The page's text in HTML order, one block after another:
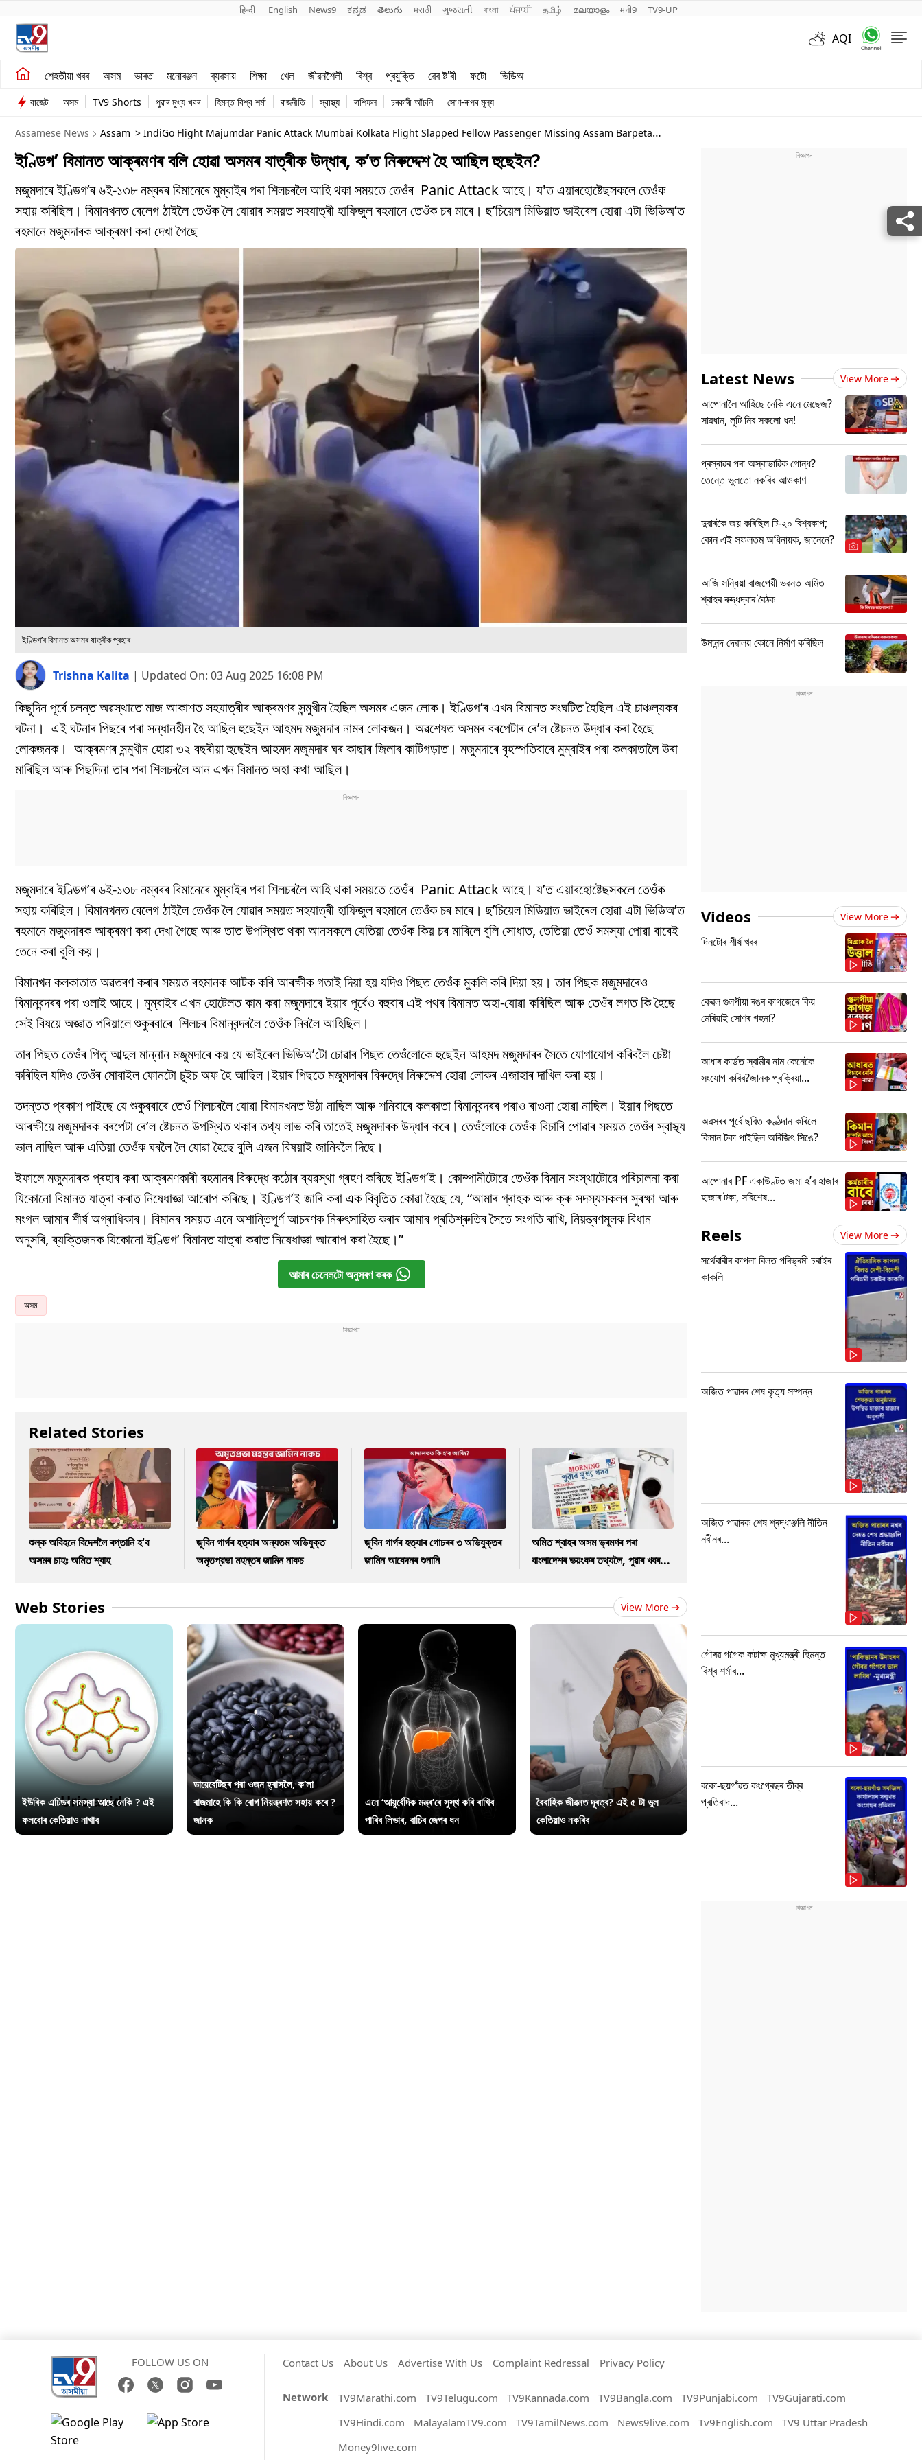
हिन्दी English News9 ಕನ್ನಡ తెలుగు मराठी ગુજરાતી বাংলা ਪੰਜਾਬੀ தமிழ் മലയാളം मनी9 TV9-UP
AQI
শেহতীয়া খবৰ অসম ভাৰত মনোৰঞ্জন ব্যৱসায় শিক্ষা খেল জীৱনশৈলী বিশ্ব প্ৰযুক্তি ৱেব ষ্ট'ৰী ফটো ভিডিঅ
শেহতীয়া খবৰ
অসম
ভাৰত
ব্যৱসায়
খেল
জীৱনশৈলী
বাজেট অসম TV9 Shorts পুৱাৰ মুখ্য খবৰ হিমন্ত বিশ্ব শৰ্মা ৰাজনীতি স্বাস্থ্য ৰাশিফল চৰকাৰী আঁচনি সোণ-ৰূপৰ মূল্য
Assamese News Assam > IndiGo Flight Majumdar Panic Attack Mumbai Kolkata Flight Slapped Fellow Passenger Missing Assam Barpeta
Railway Station
ইণ্ডিগ’ বিমানত আক্ৰমণৰ বলি হোৱা অসমৰ যাত্ৰীক উদ্ধাৰ, ক’ত নিৰুদ্দেশ হৈ আছিল হুছেইন?
মজুমদাৰে ইণ্ডিগ’ৰ ৬ই-১৩৮ নম্বৰৰ বিমানেৰে মুম্বাইৰ পৰা শিলচৰলৈ আহি থকা সময়তে তেওঁৰ Panic Attack আহে। য'ত এয়াৰহোষ্টেছসকলে তেওঁক
সহায় কৰিছিল। বিমানখনত বেলেগ ঠাইলৈ তেওঁক লৈ যোৱাৰ সময়ত সহযাত্ৰী হাফিজুল ৰহমানে তেওঁক চৰ মাৰে। ছ’চিয়েল মিডিয়াত ভাইৰেল হোৱা এটা ভিডিঅ’ত
ৰহমানে মজুমদাৰক আক্ৰমণ কৰা দেখা গৈছে
ইণ্ডিগ’ৰ বিমানত অসমৰ যাত্ৰীক প্ৰহাৰ
Trishna Kalita | Updated On: 03 Aug 2025 16:08 PM
কিছুদিন পূৰ্বে চলন্ত অৱস্থাতে মাজ আকাশত সহযাত্ৰীৰ আক্ৰমণৰ সন্মুখীন হৈছিল অসমৰ এজন লোক। ইণ্ডিগ’ৰ এখন বিমানত সংঘটিত হৈছিল এই চাঞ্চল্যকৰ
ঘটনা। এই ঘটনাৰ পিছৰে পৰা সন্ধানহীন হৈ আছিল হুছেইন আহমদ মজুমদাৰ নামৰ লোকজন। অৱশেষত অসমৰ বৰপেটাৰ ৰে’ল ষ্টেচনত উদ্ধাৰ কৰা হৈছে
লোকজনক। আক্ৰমণৰ সন্মুখীন হোৱা ৩২ বছৰীয়া হুছেইন আহমদ মজুমদাৰ ঘৰ কাছাৰ জিলাৰ কাটিগড়াত। মজুমদাৰে বৃহস্পতিবাৰে মুম্বাইৰ পৰা কলকাতালৈ উৰা
মাৰিছিল আৰু পিছদিনা তাৰ পৰা শিলচৰলৈ আন এখন বিমানত অহা কথা আছিল।
মজুমদাৰে ইণ্ডিগ’ৰ ৬ই-১৩৮ নম্বৰৰ বিমানেৰে মুম্বাইৰ পৰা শিলচৰলৈ আহি থকা সময়তে তেওঁৰ Panic Attack আহে। য’ত এয়াৰহোষ্টেছসকলে তেওঁক
সহায় কৰিছিল। বিমানখনত বেলেগ ঠাইলৈ তেওঁক লৈ যোৱাৰ সময়ত সহযাত্ৰী হাফিজুল ৰহমানে তেওঁক চৰ মাৰে। ছ’চিয়েল মিডিয়াত ভাইৰেল হোৱা এটা ভিডিঅ’ত
ৰহমানে মজুমদাৰক আক্ৰমণ কৰা দেখা গৈছে আৰু তাত উপস্থিত থকা আনসকলে যেতিয়া তেওঁক কিয় চৰ মাৰিলে বুলি সোধাত, তেতিয়া তেওঁ সমস্যা পোৱা বাবেই
তেনে কৰা বুলি কয়।
বিমানখন কলকাতাত অৱতৰণ কৰাৰ সময়ত ৰহমানক আটক কৰি আৰক্ষীক গতাই দিয়া হয় যদিও পিছত তেওঁক মুকলি কৰি দিয়া হয়। তাৰ পিছক মজুমদাৰেও
বিমানবন্দৰৰ পৰা ওলাই আহে। মুম্বাইৰ এখন হোটেলত কাম কৰা মজুমদাৰে ইয়াৰ পূৰ্বেও বহুবাৰ এই পথৰ বিমানত অহা-যোৱা কৰিছিল আৰু তেওঁৰ লগত কি হৈছে
সেই বিষয়ে অজ্ঞাত পৰিয়ালে শুকুৰবাৰে শিলচৰ বিমানবন্দৰলৈ তেওঁক নিবলৈ আহিছিল।
তাৰ পিছত তেওঁৰ পিতৃ আব্দুল মান্নান মজুমদাৰে কয় যে ভাইৰেল ভিডিঅ’টো চোৱাৰ পিছত তেওঁলোকে হুছেইন আহমদ মজুমদাৰৰ সৈতে যোগাযোগ কৰিবলৈ চেষ্টা
কৰিছিল যদিও তেওঁৰ মোবাইল ফোনটো চুইচ অফ হৈ আছিল।ইয়াৰ পিছতে মজুমদাৰৰ বিৰুদ্ধে নিৰুদ্দেশ হোৱা লোকৰ এজাহাৰ দাখিল কৰা হয়।
তদন্তত প্ৰকাশ পাইছে যে শুকুৰবাৰে তেওঁ শিলচৰলৈ যোৱা বিমানখনত উঠা নাছিল আৰু শনিবাৰে কলকাতা বিমানবন্দৰৰ পৰাও ৰাওনা হোৱা নাছিল। ইয়াৰ পিছতে
আৰক্ষীয়ে মজুমদাৰক বৰপেটা ৰে’ল ষ্টেচনত উপস্থিত থকাৰ তথ্য লাভ কৰি তাতেই মজুমদাৰক উদ্ধাৰ কৰে। তেওঁলোকে তেওঁক বিচাৰি পোৱাৰ সময়ত তেওঁৰ স্বাস্থ্য
ভাল নাছিল আৰু এতিয়া তেওঁক ঘৰলৈ লৈ যোৱা হৈছে বুলি এজন বিষয়াই জানিবলৈ দিছে।
ইফালে মজুমদাৰক প্ৰহাৰ কৰা আক্ৰমণকাৰী ৰহমানৰ বিৰুদ্ধে কঠোৰ ব্যৱস্থা গ্ৰহণ কৰিছে ইণ্ডিগ’ই। কোম্পানীটোৱে তেওঁক বিমান সংস্থাটোৱে পৰিচালনা কৰা
যিকোনো বিমানত যাত্ৰা কৰাত নিষেধাজ্ঞা আৰোপ কৰিছে। ইণ্ডিগ’ই জাৰি কৰা এক বিবৃতিত কোৱা হৈছে যে, “আমাৰ গ্ৰাহক আৰু ক্ৰু সদস্যসকলৰ সুৰক্ষা আৰু
মংগল আমাৰ শীৰ্ষ অগ্ৰাধিকাৰ। বিমানৰ সময়ত এনে অশান্তিপূৰ্ণ আচৰণক নিৰুৎসাহিত কৰাৰ আমাৰ প্ৰতিশ্ৰুতিৰ সৈতে সংগতি ৰাখি, নিয়ন্ত্ৰণমূলক বিধান
অনুসৰি, ব্যক্তিজনক যিকোনো ইণ্ডিগ’ বিমানত যাত্ৰা কৰাত নিষেধাজ্ঞা আৰোপ কৰা হৈছে।”
আমাৰ চেনেলটো অনুসৰণ কৰক
অসম
Related Stories
শুল্ক অবিহনে বিদেশলৈ ৰপ্তানি হ'ব
অসমৰ চাহঃ অমিত শ্বাহ
জুবিন গাৰ্গৰ হত্যাৰ অন্যতম অভিযুক্ত
অমৃতপ্রভা মহন্তৰ জামিন নাকচ
জুবিন গাৰ্গৰ হত্যাৰ গোচৰৰ ৩ অভিযুক্তৰ
জামিন আবেদনৰ শুনানি
অমিত শ্বাহৰ অসম ভ্ৰমণৰ পৰা
বাংলাদেশৰ ভয়ংকৰ তথ্যলৈ, পুৱাৰ খবৰ...
Web Stories View More
ইউৰিক এচিডৰ সমস্যা আছে নেকি ? এই
ফলবোৰ কেতিয়াও নাখাব
ডায়েবেটিছৰ পৰা ওজন হ্ৰাসলৈ, ক’লা
ৰাজমাহে কি কি ৰোগ নিয়ন্ত্ৰণত সহায় কৰে ?
জানক
এনে ‘আয়ুৰ্বেদিক মন্ত্ৰ’ৰে সুস্থ কৰি ৰাখিব
পাৰিব লিভাৰ, বাচিব জেপৰ ধন
বৈবাহিক জীৱনত দূৰত্ব? এই ৫ টা ভুল
কেতিয়াও নকৰিব
Latest News View More
আপোনালৈ আহিছে নেকি এনে মেছেজ?
সাৱধান, লুটি নিব সকলো ধন!
প্ৰস্ৰাৱৰ পৰা অস্বাভাৱিক গোন্ধ?
তেন্তে ভুলতো নকৰিব আওকাণ
দুবাৰকৈ জয় কৰিছিল টি-২০ বিশ্বকাপ;
কোন এই সফলতম অধিনায়ক, জানেনে?
আজি সন্ধিয়া বাজপেয়ী ভৱনত অমিত
শ্বাহৰ ৰুদ্ধদ্বাৰ বৈঠক
উমানন্দ দেৱালয় কোনে নিৰ্মাণ কৰিছিল
Videos View More
দিনটোৰ শীৰ্ষ খবৰ
কেৱল গুলপীয়া ৰঙৰ কাগজেৰে কিয়
মেৰিয়াই সোণৰ গহনা?
আধাৰ কাৰ্ডত স্বামীৰ নাম কেনেকৈ
সংযোগ কৰিব?জানক প্ৰক্ৰিয়া...
অৱসৰৰ পূৰ্বে ছবিত কণ্ঠদান কৰিলে
কিমান টকা পাইছিল অৰিজিৎ সিঙে?
আপোনাৰ PF একাউণ্টত জমা হ’ব হাজাৰ
হাজাৰ টকা, সবিশেষ...
Reels View More
সৰ্থেবাৰীৰ কাপলা বিলত পৰিভ্ৰমী চৰাইৰ
কাকলি
অজিত পাৱাৰৰ শেষ কৃত্য সম্পন্ন
অজিত পাৱাৰক শেষ শ্ৰদ্ধাঞ্জলি নীতিন
নবীনৰ...
গৌৰৱ গগৈক কটাক্ষ মুখ্যমন্ত্ৰী হিমন্ত
বিশ্ব শৰ্মাৰ...
বকো-ছয়গাঁৱত কংগ্ৰেছৰ তীব্ৰ
প্ৰতিবাদ...
FOLLOW US ON Contact Us About Us Advertise With Us Complaint Redressal Privacy Policy
Network TV9Marathi.com TV9Telugu.com TV9Kannada.com TV9Bangla.com TV9Punjabi.com
TV9Gujarati.com
TV9Hindi.com
MalayalamTV9.com TV9TamilNews.com News9live.com Tv9English.com
TV9 Uttar Pradesh
Money9live.com